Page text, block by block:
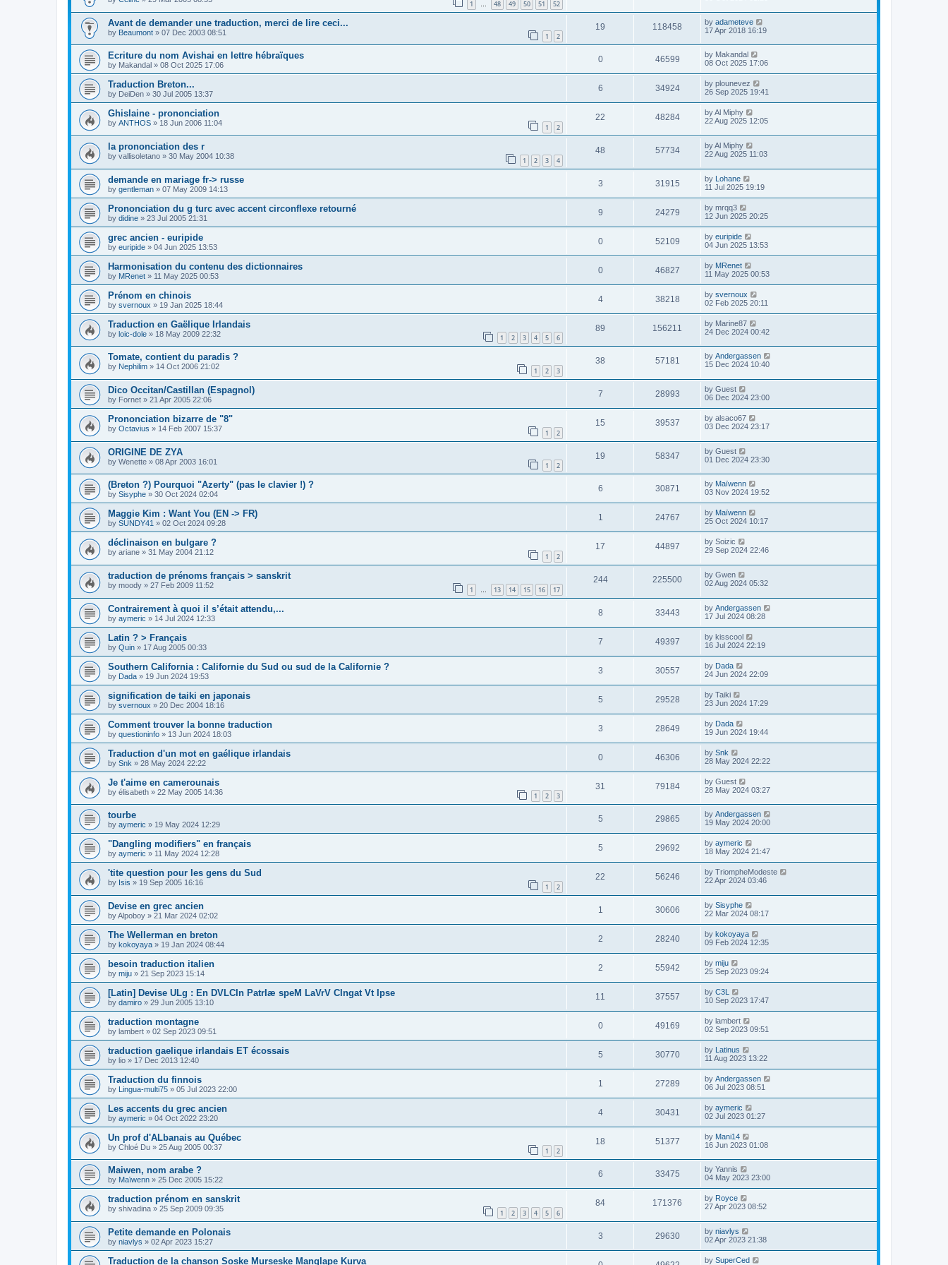
1 … 48 49 50 51 52
Avant de demander une traduction, merci de lire ceci...
by Beaumont » 07 Dec 2003 08:51 1 2
19 118458 by adameteve
17 Apr 2018 16:19
Ecriture du nom Avishai en lettre hébraïques
by Makandal » 08 Oct 2025 17:06
0 46599 by Makandal
08 Oct 2025 17:06
Traduction Breton...
by DeiDen » 30 Jul 2005 13:37
6 34924 by plounevez
26 Sep 2025 19:41
Ghislaine - prononciation
by ANTHOS » 18 Jun 2006 11:04 1 2
22 48284 byAl Miphy
22 Aug 2025 12:05
la prononciation des r
by vallisoletano » 30 May 2004 10:38 1 2 3 4
48 57734 byAl Miphy
22 Aug 2025 11:03
demande en mariage fr-> russe
by gentleman » 07 May 2009 14:13
3 31915 by Lohane
11 Jul 2025 19:19
Prononciation du g turc avec accent circonflexe retourné
by didine » 23 Jul 2005 21:31
9 24279 by mrqq3
12 Jun 2025 20:25
grec ancien - euripide
by euripide » 04 Jun 2025 13:53
0 52109 by euripide
04 Jun 2025 13:53
Harmonisation du contenu des dictionnaires
by MRenet » 11 May 2025 00:53
0 46827 by MRenet
11 May 2025 00:53
Prénom en chinois
by svernoux » 19 Jan 2025 18:44
4 38218 by svernoux
02 Feb 2025 20:11
Traduction en Gaëlique Irlandais
by loic-dole » 18 May 2009 22:32 1 2 3 4 5 6
89 156211 by Marine87
24 Dec 2024 00:42
Tomate, contient du paradis ?
by Nephilim » 14 Oct 2006 21:02 1 2 3
38 57181 by Andergassen
15 Dec 2024 10:40
Dico Occitan/Castillan (Espagnol)
by Fornet » 21 Apr 2005 22:06
7 28993 by Guest
06 Dec 2024 23:00
Prononciation bizarre de "8"
by Octavius » 14 Feb 2007 15:37 1 2
15 39537 by alsaco67
03 Dec 2024 23:17
ORIGINE DE ZYA
by Wenette » 08 Apr 2003 16:01 1 2
19 58347 by Guest
01 Dec 2024 23:30
(Breton ?) Pourquoi "Azerty" (pas le clavier !) ?
by Sisyphe » 30 Oct 2024 02:04
6 30871 by Maïwenn
03 Nov 2024 19:52
Maggie Kim : Want You (EN -> FR)
by SUNDY41 » 02 Oct 2024 09:28
1 24767 by Maïwenn
25 Oct 2024 10:17
déclinaison en bulgare ?
by ariane » 31 May 2004 21:12 1 2
17 44897 by Soizic
29 Sep 2024 22:46
traduction de prénoms français > sanskrit
by moody » 27 Feb 2009 11:52 1 … 13 14 15 16 17
244 225500 by Gwen
02 Aug 2024 05:32
Contrairement à quoi il s’était attendu,...
by aymeric » 14 Jul 2024 12:33
8 33443 by Andergassen
17 Jul 2024 08:28
Latin ? > Français
by Quin » 17 Aug 2005 00:33
7 49397 by kisscool
16 Jul 2024 22:19
Southern California : Californie du Sud ou sud de la Californie ?
by Dada » 19 Jun 2024 19:53
3 30557 by Dada
24 Jun 2024 22:09
signification de taiki en japonais
by svernoux » 20 Dec 2004 18:16
5 29528 by Taiki
23 Jun 2024 17:29
Comment trouver la bonne traduction
by questioninfo » 13 Jun 2024 18:03
3 28649 by Dada
19 Jun 2024 19:44
Traduction d'un mot en gaélique irlandais
by Snk » 28 May 2024 22:22
0 46306 by Snk
28 May 2024 22:22
Je t'aime en camerounais
by élisabeth » 22 May 2005 14:36 1 2 3
31 79184 by Guest
28 May 2024 03:27
tourbe
by aymeric » 19 May 2024 12:29
5 29865 by Andergassen
19 May 2024 20:00
"Dangling modifiers" en français
by aymeric » 11 May 2024 12:28
5 29692 by aymeric
18 May 2024 21:47
'tite question pour les gens du Sud
by Isis » 19 Sep 2005 16:16 1 2
22 56246 by TriompheModeste
22 Apr 2024 03:46
Devise en grec ancien
byAlpoboy » 21 Mar 2024 02:02
1 30606 by Sisyphe
22 Mar 2024 08:17
The Wellerman en breton
by kokoyaya » 19 Jan 2024 08:44
2 28240 by kokoyaya
09 Feb 2024 12:35
besoin traduction italien
by miju » 21 Sep 2023 15:14
2 55942 by miju
25 Sep 2023 09:24
[Latin] Devise ULg : En DVLCIn PatrIæ speM LaVrV CIngat Vt Ipse
by damiro » 29 Jun 2005 13:10
11 37557 by C3L
10 Sep 2023 17:47
traduction montagne
by lambert » 02 Sep 2023 09:51
0 49169 by lambert
02 Sep 2023 09:51
traduction gaelique irlandais ET écossais
by lio » 17 Dec 2013 12:40
5 30770 by Latinus
11 Aug 2023 13:22
Traduction du finnois
by Lingua-multi75 » 05 Jul 2023 22:00
1 27289 by Andergassen
06 Jul 2023 08:51
Les accents du grec ancien
by aymeric » 04 Oct 2022 23:20
4 30431 by aymeric
02 Jul 2023 01:27
Un prof d'ALbanais au Québec
by Chloé Du » 25 Aug 2005 00:37 1 2
18 51377 by Mani14
16 Jun 2023 01:08
Maiwen, nom arabe ?
by Maïwenn » 25 Dec 2005 15:22
6 33475 by Yannis
04 May 2023 23:00
traduction prénom en sanskrit
by shivadina » 25 Sep 2009 09:35 1 2 3 4 5 6
84 171376 by Royce
27 Apr 2023 08:52
Petite demande en Polonais
by niavlys » 02 Apr 2023 15:27
3 29630 by niavlys
02 Apr 2023 21:38
Traduction de la chanson Soske Murseske Manglape Kurva by SuperCed